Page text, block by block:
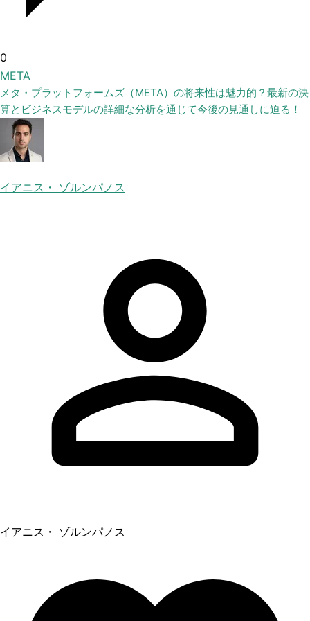
0
META
メタ・プラットフォームズ（META）の将来性は魅力的？最新の決
算とビジネスモデルの詳細な分析を通じて今後の見通しに迫る！
イアニス・ ゾルンパノス
イアニス・ ゾルンパノス